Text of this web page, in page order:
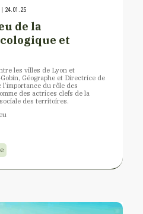
| 24.01.25
de la
et
les villes de Lyon et
Géographe et Directrice de
du rôle des
des actrices clefs de la
des territoires.